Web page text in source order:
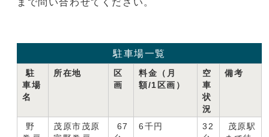
まで問い合わせてください。
駐車場一覧
駐
車場
名
所在地
区
画
料金（月
額/1区画）
空
車
状
況
備考
野
茂原市茂原
67
6千円
32
茂原駅